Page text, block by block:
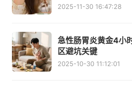
2025-11-30 16:47:28
急性肠胃炎黄金4小
区避坑关键
2025-10-30 11:12:01